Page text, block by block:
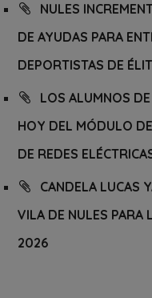
NULES
DE AYUDAS PARA
DEPORTISTAS DE
LOS ALUMNOS
HOY DEL MÓDULO
DE REDES
CANDELA LUCAS
VILA DE NULES PARA
2026